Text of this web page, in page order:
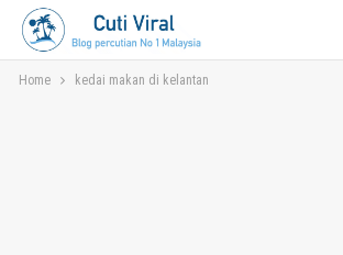
Home kedai makan di kelantan